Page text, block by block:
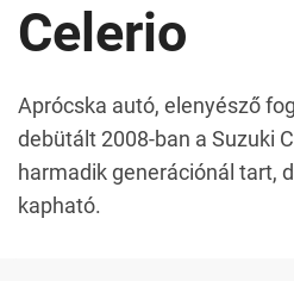
Celerio
Aprócska autó, elenyésző
debütált 2008-ban a Suzuki
harmadik generációnál tart,
kapható.